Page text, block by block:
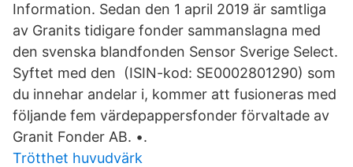
Information. Sedan den 1 april 2019 är samtliga
av Granits tidigare fonder sammanslagna med
den svenska blandfonden Sensor Sverige Select.
Syftet med den (ISIN-kod: SE0002801290) som
du innehar andelar i, kommer att fusioneras med
följande fem värdepappersfonder förvaltade av
Granit Fonder AB. •.
Trötthet huvudvärk